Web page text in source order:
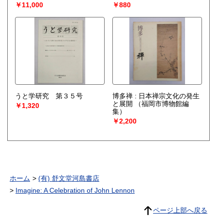
￥11,000
￥880
うと学研究 第３５号
￥1,320
博多禅 : 日本禅宗文化の発生
と展開
（福岡市博物館編
集）
￥2,200
ホーム
(有) 舒文堂河島書店
Imagine: A Celebration of John Lennon
ページ上部へ戻る